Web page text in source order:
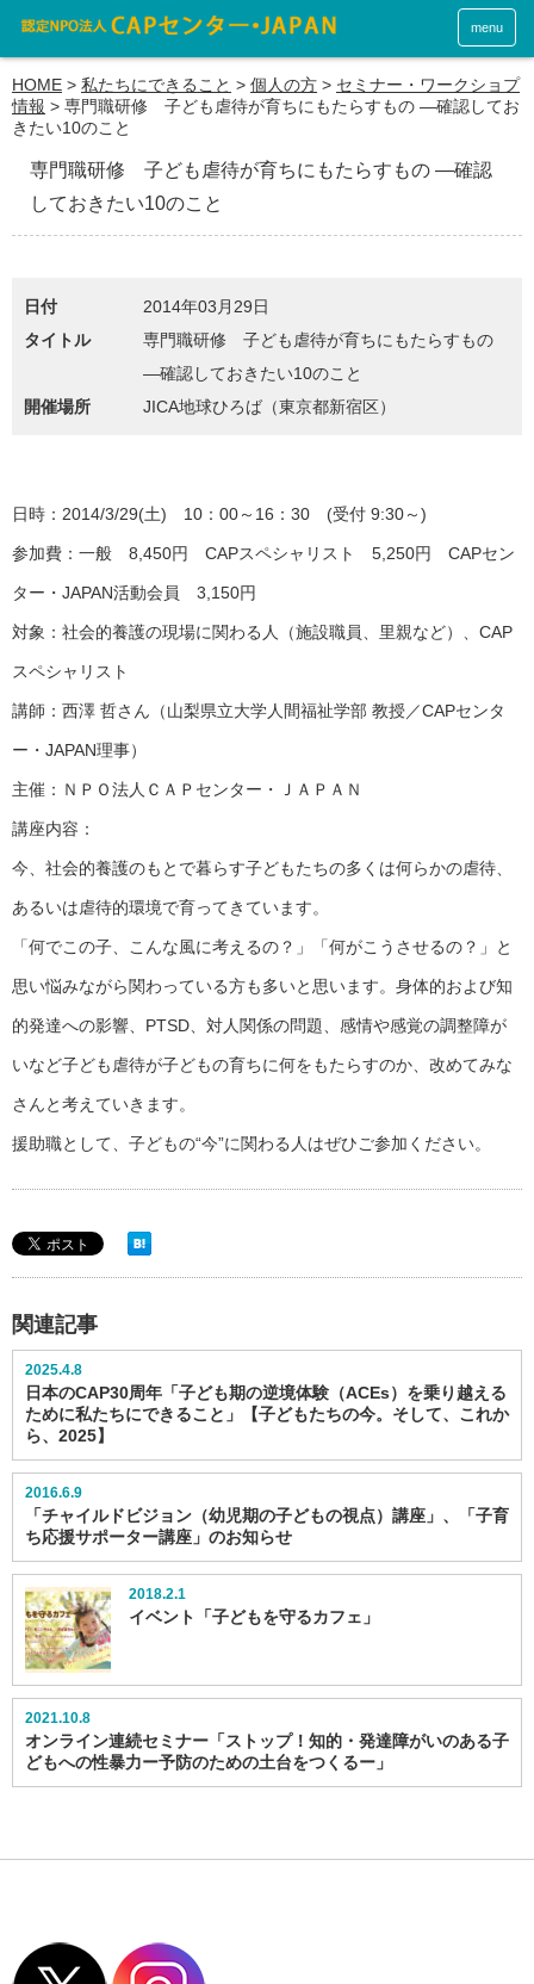
menu
HOME > 私たちにできること > 個人の方 > セミナー・ワークショプ
情報 > 専門職研修 子ども虐待が育ちにもたらすもの ―確認してお
きたい10のこと
専門職研修 子ども虐待が育ちにもたらすもの ―確認
しておきたい10のこと
日付
2014年03月29日
タイトル
専門職研修 子ども虐待が育ちにもたらすもの
―確認しておきたい10のこと
開催場所
JICA地球ひろば（東京都新宿区）
日時：2014/3/29(土) 10：00～16：30 (受付 9:30～)
参加費：一般 8,450円 CAPスペシャリスト 5,250円 CAPセン
ター・JAPAN活動会員 3,150円
対象：社会的養護の現場に関わる人（施設職員、里親など）、CAP
スペシャリスト
講師：西澤 哲さん（山梨県立大学人間福祉学部 教授／CAPセンタ
ー・JAPAN理事）
主催：ＮＰＯ法人ＣＡＰセンター・ＪＡＰＡＮ
講座内容：
今、社会的養護のもとで暮らす子どもたちの多くは何らかの虐待、
あるいは虐待的環境で育ってきています。
「何でこの子、こんな風に考えるの？」「何がこうさせるの？」と
思い悩みながら関わっている方も多いと思います。身体的および知
的発達への影響、PTSD、対人関係の問題、感情や感覚の調整障が
いなど子ども虐待が子どもの育ちに何をもたらすのか、改めてみな
さんと考えていきます。
援助職として、子どもの“今”に関わる人はぜひご参加ください。
関連記事
2025.4.8
日本のCAP30周年「子ども期の逆境体験（ACEs）を乗り越える
ために私たちにできること」【子どもたちの今。そして、これか
ら、2025】
2016.6.9
「チャイルドビジョン（幼児期の子どもの視点）講座」、「子育
ち応援サポーター講座」のお知らせ
2018.2.1
イベント「子どもを守るカフェ」
2021.10.8
オンライン連続セミナー「ストップ！知的・発達障がいのある子
どもへの性暴力ー予防のための土台をつくるー」